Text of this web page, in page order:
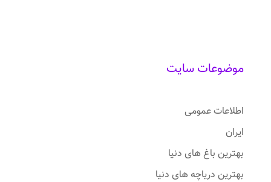
موضوعات سایت
اطلاعات عمومی
ایران
بهترین باغ های دنیا
بهترین دریاچه های دنیا